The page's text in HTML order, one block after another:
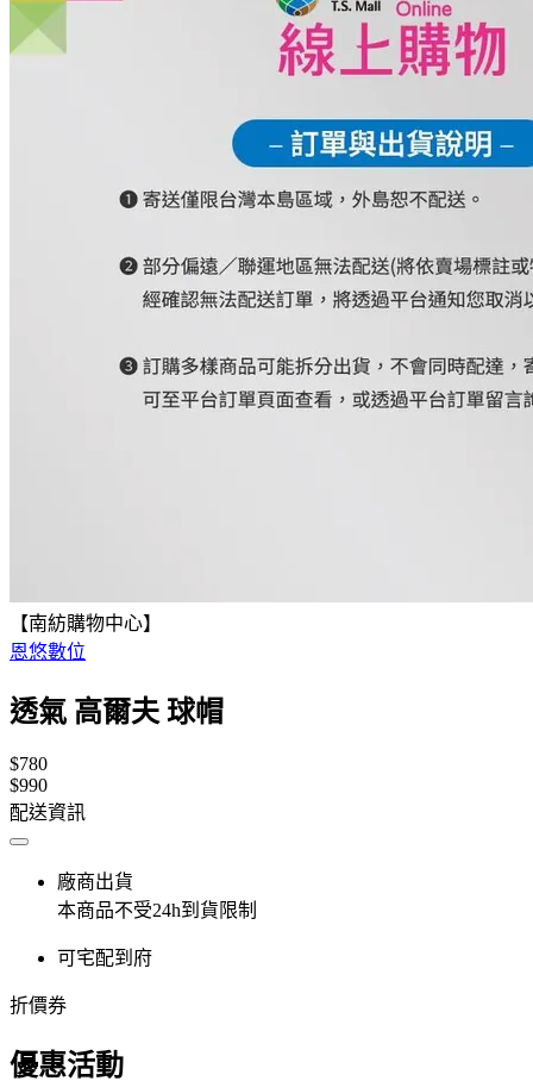
【南紡購物中心】
恩悠數位
透氣 高爾夫 球帽
$780
$990
配送資訊
廠商出貨
本商品不受24h到貨限制
可宅配到府
折價券
優惠活動